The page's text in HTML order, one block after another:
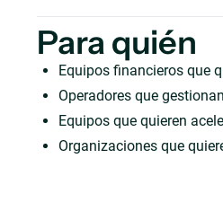
Para quién
Equipos financieros que
Operadores que
Equipos que quieren
Organizaciones que